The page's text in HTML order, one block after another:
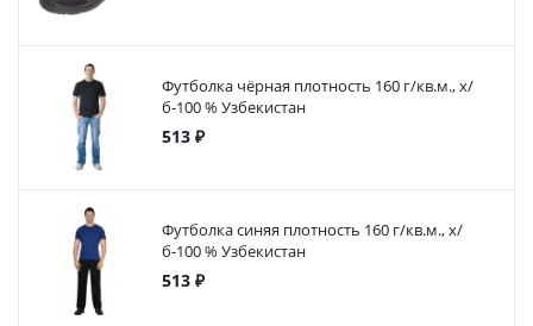
Футболка чёрная плотность 160 г/кв.м., х/
б-100 % Узбекистан
513 ₽
Футболка синяя плотность 160 г/кв.м., х/
б-100 % Узбекистан
513 ₽